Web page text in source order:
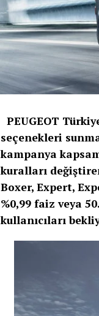
PEUGEOT
seçenekleri
kampanya
kuralları
Boxer, Expert,
%0,99 faiz veya
kullanıcıları